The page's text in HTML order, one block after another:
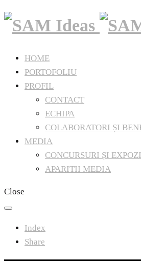
HOME
PORTOFOLIU
PROFIL
CONTACT
ECHIPA
COLABORATORI ȘI
MEDIA
CONCURSURI ȘI
APARITII MEDIA
Close
Index
Share